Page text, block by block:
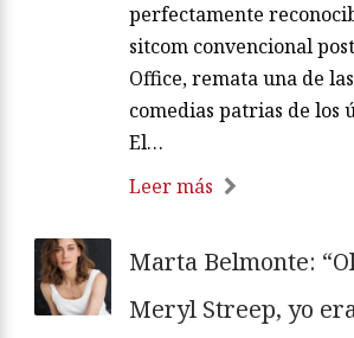
perfectamente
sitcom convencional
Office, remata una de
comedias patrias de los
El…
Leer más
Marta Belmonte:
Meryl Streep, yo